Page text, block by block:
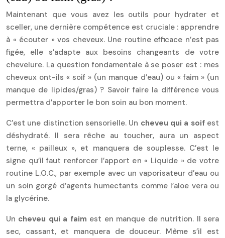
Maintenant que vous avez les outils pour hydrater et
sceller, une dernière compétence est cruciale : apprendre
à « écouter » vos cheveux. Une routine efficace n’est pas
figée, elle s’adapte aux besoins changeants de votre
chevelure. La question fondamentale à se poser est : mes
cheveux ont-ils « soif » (un manque d’eau) ou « faim » (un
manque de lipides/gras) ? Savoir faire la différence vous
permettra d’apporter le bon soin au bon moment.
C’est une distinction sensorielle. Un cheveu qui a soifest
déshydraté. Il sera rêche au toucher, aura un aspect
terne, « pailleux », et manquera de souplesse. C’est le
signe qu’il faut renforcer l’apport en « Liquide » de votre
routine L.O.C., par exemple avec un vaporisateur d’eau ou
un soin gorgé d’agents humectants comme l’aloe vera ou
la glycérine.
Un cheveu qui a faim est en manque de nutrition. Il sera
sec, cassant, et manquera de douceur. Même s’il est